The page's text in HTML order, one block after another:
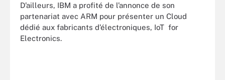
D’ailleurs, IBM a profité de l’annonce de son
partenariat avec ARM pour présenter un Cloud
dédié aux fabricants d’électroniques, IoT for
Electronics.